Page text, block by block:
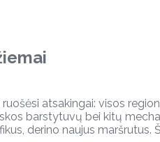
atsakingai: visos
barstytuvų bei kitų
derino naujus maršrutus.